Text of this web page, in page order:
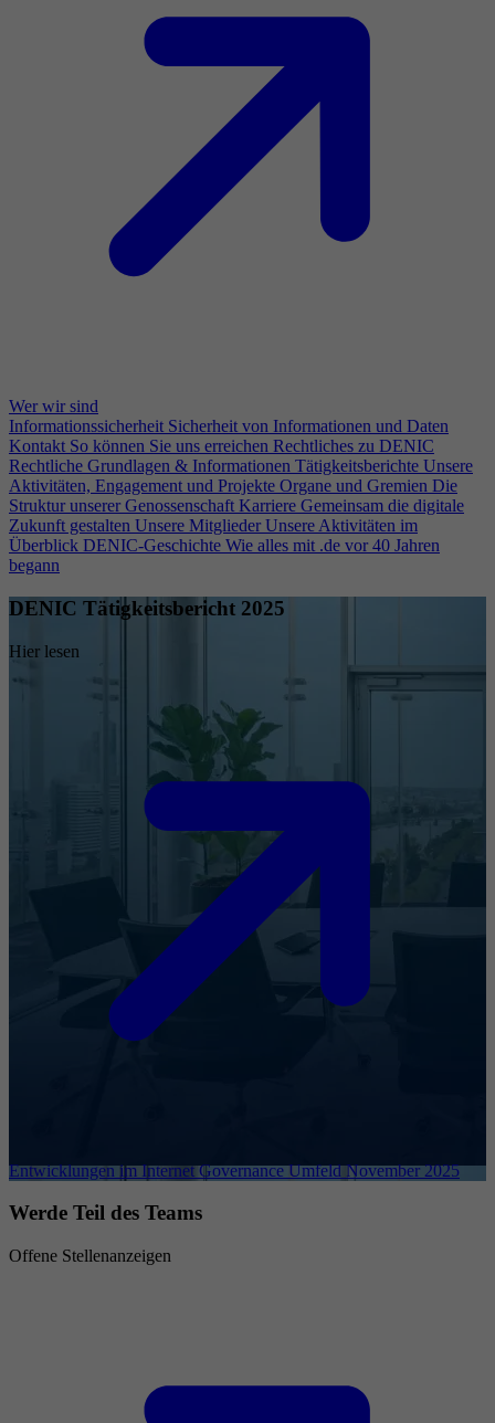
Wer wir sind
Informationssicherheit Sicherheit von Informationen und Daten
Kontakt So können Sie uns erreichen Rechtliches zu DENIC
Rechtliche Grundlagen & Informationen Tätigkeitsberichte Unsere
Aktivitäten, Engagement und Projekte Organe und Gremien Die
Struktur unserer Genossenschaft Karriere Gemeinsam die digitale
Zukunft gestalten Unsere Mitglieder Unsere Aktivitäten im
Überblick DENIC-Geschichte Wie alles mit .de vor 40 Jahren
begann
DENIC Tätigkeitsbericht 2025
Hier lesen
Entwicklungen im Internet Governance Umfeld November 2025
Werde Teil des Teams
Offene Stellenanzeigen